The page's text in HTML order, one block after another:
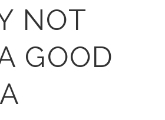
NOT
GOOD